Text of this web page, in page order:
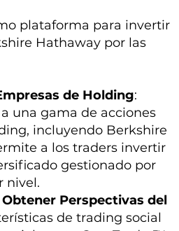
plataforma para invertir
Hathaway por las
de Holding:
una gama de acciones
incluyendo Berkshire
a los traders invertir
gestionado por
nivel.
Perspectivas del
de trading social